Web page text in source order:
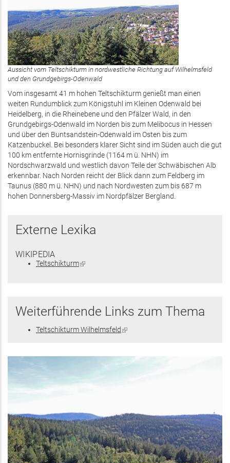
Aussicht vom Teltschikturm in nordwestliche Richtung auf Wilhelmsfeld
und den Grundgebirgs-Odenwald
Vom insgesamt 41 m hohen Teltschikturm genießt man einen
weiten Rundumblick zum Königstuhl im Kleinen Odenwald bei
Heidelberg, in die Rheinebene und den Pfälzer Wald, in den
Grundgebirgs-Odenwald im Norden bis zum Melibocus in Hessen
und über den Buntsandstein-Odenwald im Osten bis zum
Katzenbuckel. Bei besonders klarer Sicht sind im Süden auch die gut
100 km entfernte Hornisgrinde (1164 m ü. NHN) im
Nordschwarzwald und westlich davon Teile der Schwäbischen Alb
erkennbar. Nach Norden reicht der Blick dann zum Feldberg im
Taunus (880 m ü. NHN) und nach Nordwesten zum bis 687 m
hohen Donnersberg-Massiv im Nordpfälzer Bergland.
Externe Lexika
WIKIPEDIA
Teltschikturm(Link
Weiterführende Links zum Thema
Teltschikturm Wilhelmsfeld (Link